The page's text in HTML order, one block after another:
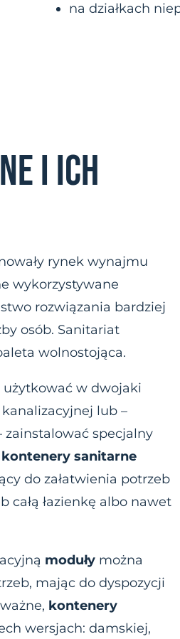
na działkach
I ICH
rynek wynajmu
wykorzystywane
rozwiązania bardziej
osób. Sanitariat
wolnostojąca.
w dwojaki
lub –
specjalny
kontenery sanitarne
do załatwienia potrzeb
całą łazienkę albo nawet
moduły można
mając do dyspozycji
kontenery
wersjach: damskiej,